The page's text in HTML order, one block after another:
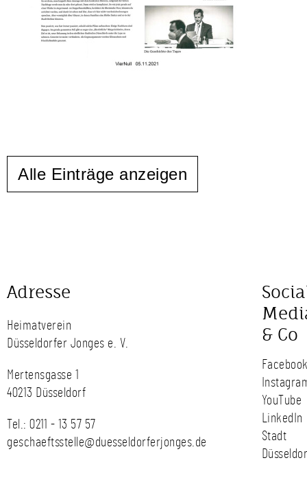
Alle Einträge anzeigen
Adresse
Heimatverein
Düsseldorfer Jonges e. V.
Mertensgasse 1
40213 Düsseldorf
Tel.: 0211 - 13 57 57
geschaeftsstelle@duesseldorferjonges.de
& Co
YouTube
LinkedIn
Stadt